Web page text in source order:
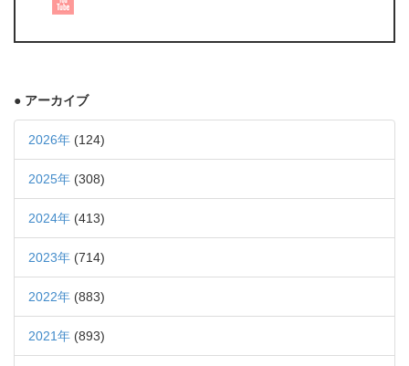
● アーカイブ
2026年 (124)
2025年 (308)
2024年 (413)
2023年 (714)
2022年 (883)
2021年 (893)